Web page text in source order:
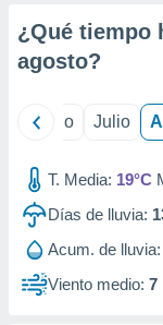
de
1199
¿Qué tiempo
agosto?
Junio Julio
T. Media: 19°C
Días de lluvia:
Acum. de lluvia:
Viento medio: 7